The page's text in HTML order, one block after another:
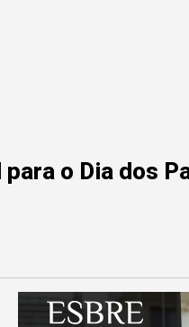
o Dia dos